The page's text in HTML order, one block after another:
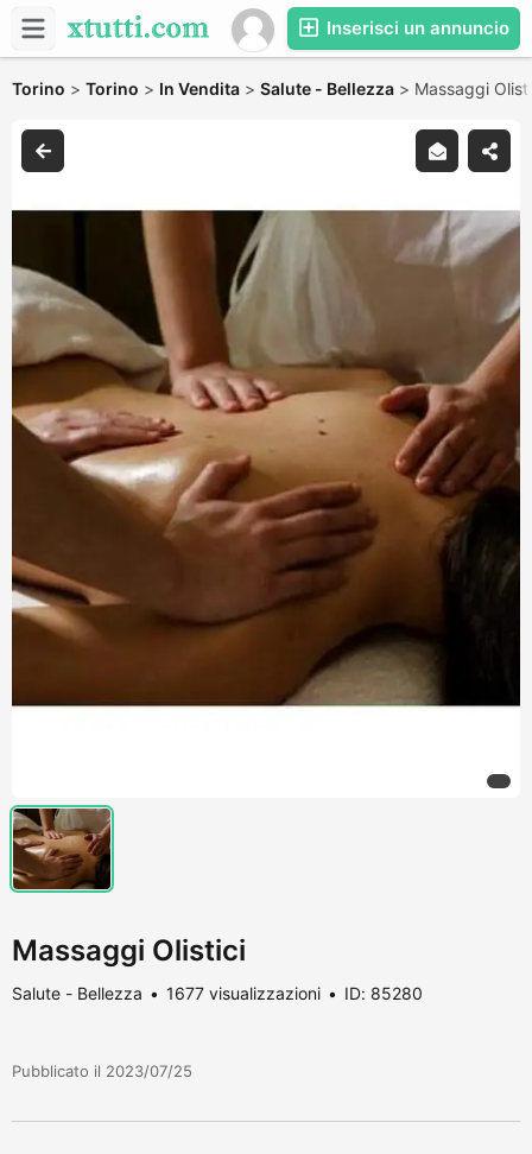
Inserisci un annuncio
Torino > Torino > In Vendita > Salute - Bellezza > Massaggi
Massaggi Olistici
Salute - Bellezza 1677 visualizzazioni ID: 85280
Pubblicato il 2023/07/25